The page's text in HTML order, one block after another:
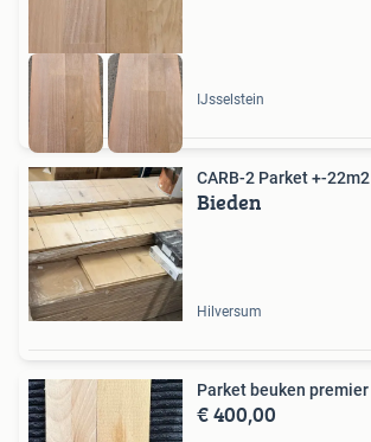
IJsselstein
CARB-2 Parket +-22m2
Bieden
Hilversum
Parket beuken premier
€ 400,00